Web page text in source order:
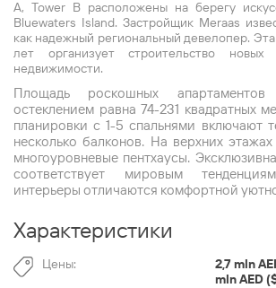
A, Tower B расположены на берегу
Bluewaters Island. Застройщик Meraas
как надежный региональный девелопер.
лет организует строительство новых
недвижимости.
Площадь роскошных
остеклением равна 74-231 квадратных
планировки с 1-5 спальнями включают
несколько балконов. На верхних
многоуровневые пентхаусы.
соответствует мировым
интерьеры отличаются комфортной
Характеристики
Цены:
2,7 mln
mln AED